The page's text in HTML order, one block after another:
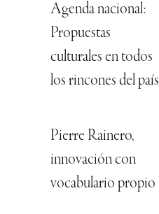
Agenda nacional:
Propuestas
culturales en todos
los rincones del país
Pierre Rainero,
innovación con
vocabulario propio